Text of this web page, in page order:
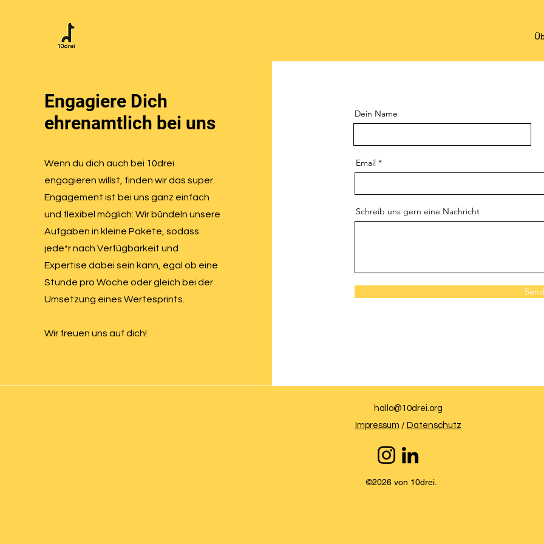
Engagiere Dich
ehrenamtlich bei uns
Wenn du dich auch bei 10drei
engagieren willst, finden wir das super.
Engagement ist bei uns ganz einfach
und flexibel möglich: Wir bündeln unsere
Aufgaben in kleine Pakete, sodass
jede*r nach Verfügbarkeit und
Expertise dabei sein kann, egal ob eine
Stunde pro Woche oder gleich bei der
Umsetzung eines Wertesprints.
Wir freuen uns auf dich!
Dein Name
Email
Schreib uns gern eine Nachricht
hallo@10drei.org
Impressum / Datenschutz
©2026 von 10drei.